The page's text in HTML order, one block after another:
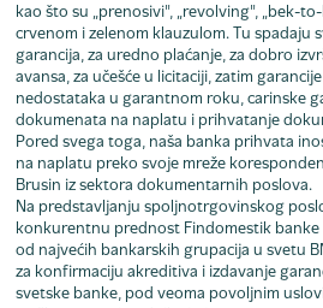
kao što su „prenosivi", „revolving", „bek-
crvenom i zelenom klauzulom. Tu spadaju
garancija, za uredno plaćanje, za dobro
avansa, za učešće u licitaciji, zatim
nedostataka u garantnom roku, carinske
dokumenata na naplatu i prihvatanje
Pored svega toga, naša banka prihvata
na naplatu preko svoje mreže
Brusin iz sektora dokumentarnih poslova.
Na predstavljanju spoljnotrgovinskog
konkurentnu prednost Findomestik
od najvećih bankarskih grupacija u svetu
za konfirmaciju akreditiva i izdavanje
svetske banke, pod veoma povoljnim